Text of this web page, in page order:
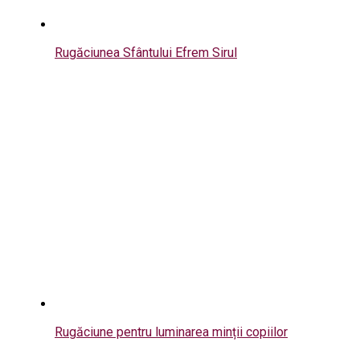
Rugăciunea Sfântului Efrem Sirul
Rugăciune pentru luminarea minții copiilor